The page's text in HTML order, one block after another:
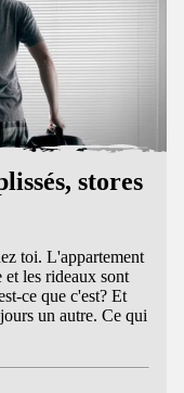
stores
toi. L'appartement
et les rideaux sont
ce que c'est? Et
un autre. Ce qui